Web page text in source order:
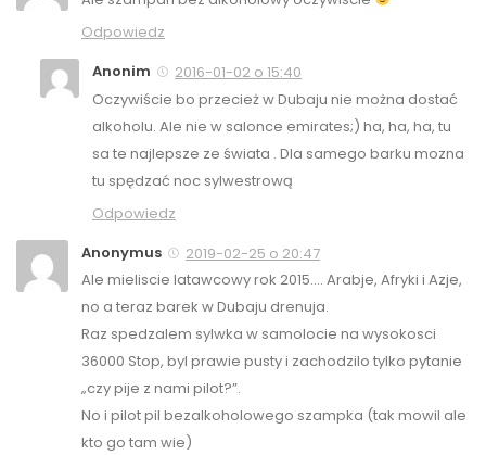
Odpowiedz
Anonim
2016-01-02 o 15:40
Oczywiście bo przecież w Dubaju nie można dostać
alkoholu. Ale nie w salonce emirates;) ha, ha, ha, tu
sa te najlepsze ze świata . Dla samego barku mozna
tu spędzać noc sylwestrową
Odpowiedz
Anonymus
2019-02-25 o 20:47
Ale mieliscie latawcowy rok 2015…. Arabje, Afryki i Azje,
no a teraz barek w Dubaju drenuja.
Raz spedzalem sylwka w samolocie na wysokosci
36000 Stop, byl prawie pusty i zachodzilo tylko pytanie
„czy pije z nami pilot?”.
No i pilot pil bezalkoholowego szampka (tak mowil ale
kto go tam wie)